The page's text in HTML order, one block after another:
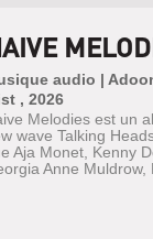
audio |
, 2026
Melodies est un
wave Talking
Aja Monet, Kenny
Anne Muldrow,